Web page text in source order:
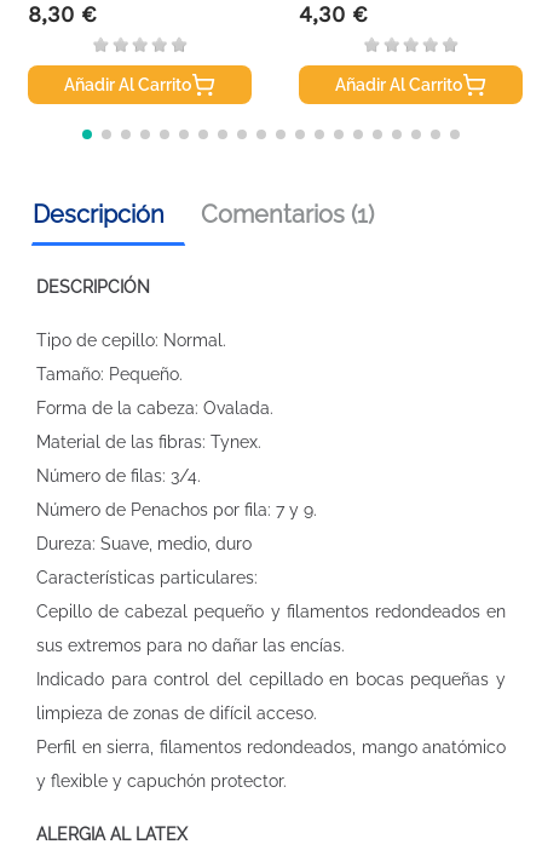
Precio
8,30 €
Añadir Al Carrito
Precio
4,30 €
Añadir Al Carrito
Descripción Comentarios (1)
DESCRIPCIÓN
Tipo de cepillo: Normal.
Tamaño: Pequeño.
Forma de la cabeza: Ovalada.
Material de las fibras: Tynex.
Número de filas: 3/4.
Número de Penachos por fila: 7 y 9.
Dureza: Suave, medio, duro
Características particulares:
Cepillo de cabezal pequeño y filamentos redondeados en
sus extremos para no dañar las encías.
Indicado para control del cepillado en bocas pequeñas y
limpieza de zonas de difícil acceso.
Perfil en sierra, filamentos redondeados, mango anatómico
y flexible y capuchón protector.
ALERGIA AL LATEX